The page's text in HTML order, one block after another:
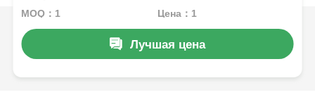
MOQ：1 Цена：1
Лучшая цена